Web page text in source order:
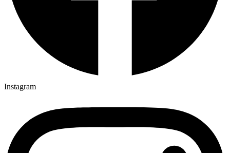
Instagram